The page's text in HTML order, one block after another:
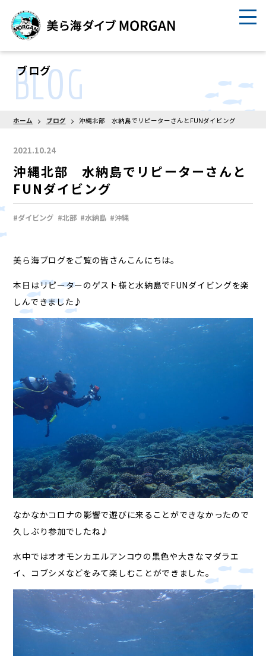
ブログ
BLOG
ホーム ブログ 沖縄北部 水納島でリピーターさんとFUNダイビング
2021.10.24
沖縄北部 水納島でリピーターさんと
FUNダイビング
#ダイビング #北部 #水納島 #沖縄
美ら海ブログをご覧の皆さんこんにちは。
本日はリピーターのゲスト様と水納島でFUNダイビングを楽
しんできました♪
なかなかコロナの影響で遊びに来ることができなかったので
久しぶり参加でしたね♪
水中ではオオモンカエルアンコウの黒色や大きなマダラエ
イ、コブシメなどをみて楽しむことができました。